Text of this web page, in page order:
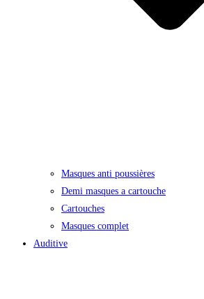
Masques anti poussières
Demi masques a cartouche
Cartouches
Masques complet
Auditive